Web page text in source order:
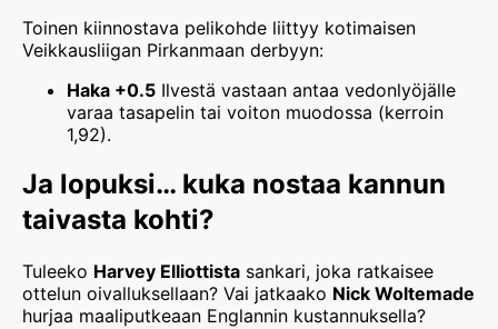
Toinen kiinnostava pelikohde liittyy kotimaisen
Veikkausliigan Pirkanmaan derbyyn:
Haka +0.5 Ilvestä vastaan antaa vedonlyöjälle
varaa tasapelin tai voiton muodossa (kerroin
1,92).
Ja lopuksi… kuka nostaa kannun
taivasta kohti?
Tuleeko Harvey Elliottista sankari, joka ratkaisee
ottelun oivalluksellaan? Vai jatkaako Nick Woltemade
hurjaa maaliputkeaan Englannin kustannuksella?